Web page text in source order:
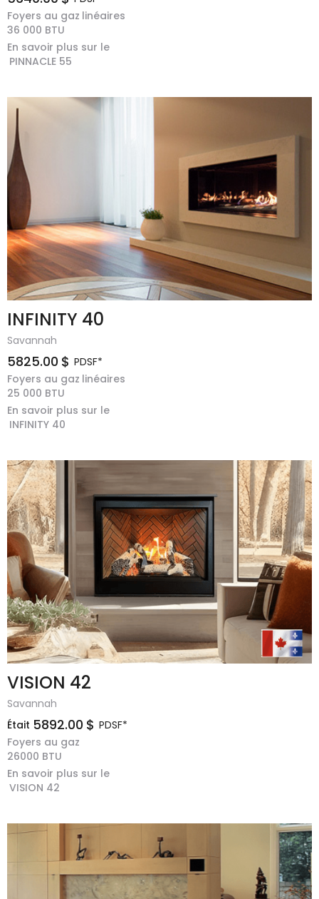
Foyers au gaz linéaires
36 000 BTU
En savoir plus sur le
PINNACLE 55
INFINITY 40
Savannah
5825.00 $ PDSF*
Foyers au gaz linéaires
25 000 BTU
En savoir plus sur le
INFINITY 40
VISION 42
Savannah
Était 5892.00 $ PDSF*
Foyers au gaz
26000 BTU
En savoir plus sur le
VISION 42